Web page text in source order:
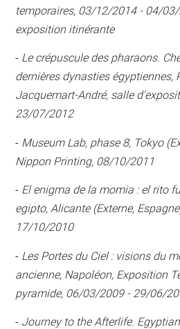
temporaires, 03/12/2014 - 04/
exposition itinérante
- Le crépuscule des pharaons.
dernières dynasties égyptiennes,
Jacquemart-André, salle
23/07/2012
- Museum Lab, phase 8, Tokyo
Nippon Printing, 08/10/2011
- El enigma de la momia : el rito
egipto, Alicante (Externe,
17/10/2010
- Les Portes du Ciel : visions du
ancienne, Napoléon, Exposition
pyramide, 06/03/2009 - 29/06/
- Journey to the Afterlife.